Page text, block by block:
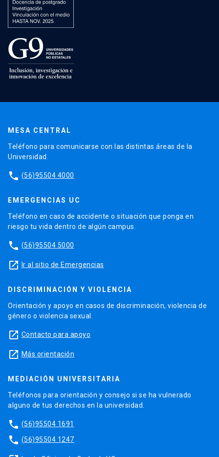
MESA CENTRAL
Teléfono para comunicarse con las distintas áreas de la
Universidad.
phone (56)95504 4000
EMERGENCIAS UC
Teléfono en caso de accidente o situación que ponga en
riesgo tu vida dentro de algún campus.
phone (56)95504 5000
launch Ir al sitio de Emergencias
DISCRIMINACIÓN Y VIOLENCIA
Orientación y apoyo en casos de discriminación, violencia de
género o violencia sexual.
launch Contacto para apoyo
launch Más orientación
MEDIACIÓN UNIVERSITARIA
Teléfonos para orientación y consejo si se ha vulnerado
alguno de tus derechos en la universidad.
phone (56)95504 1691
phone (56)95504 1247